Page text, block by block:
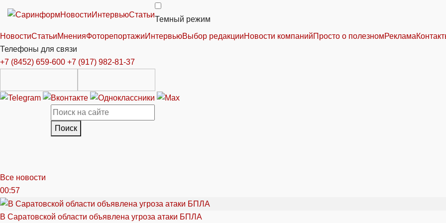
НовостиИнтервьюСтатьи
Темный режим
НовостиСтатьиМненияФоторепортажиИнтервьюВыбор редакцииНовости компанийПросто о полезномРеклама
Телефоны для связи
+7 (8452) 659-600 +7 (917) 982-81-37
Поиск
Все новости
00:57
В Саратовской области объявлена угроза атаки БПЛА